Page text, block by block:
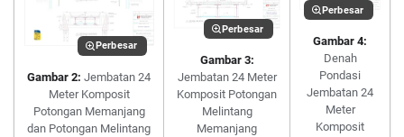
Perbesar
Gambar 2: Jembatan 24
Meter Komposit
Potongan Memanjang
dan Potongan Melintang
Perbesar
Gambar 3:
Jembatan 24 Meter
Komposit Potongan
Melintang
Memanjang
Perbesar
Gambar 4:
Denah
Pondasi
Jembatan 24
Meter
Komposit